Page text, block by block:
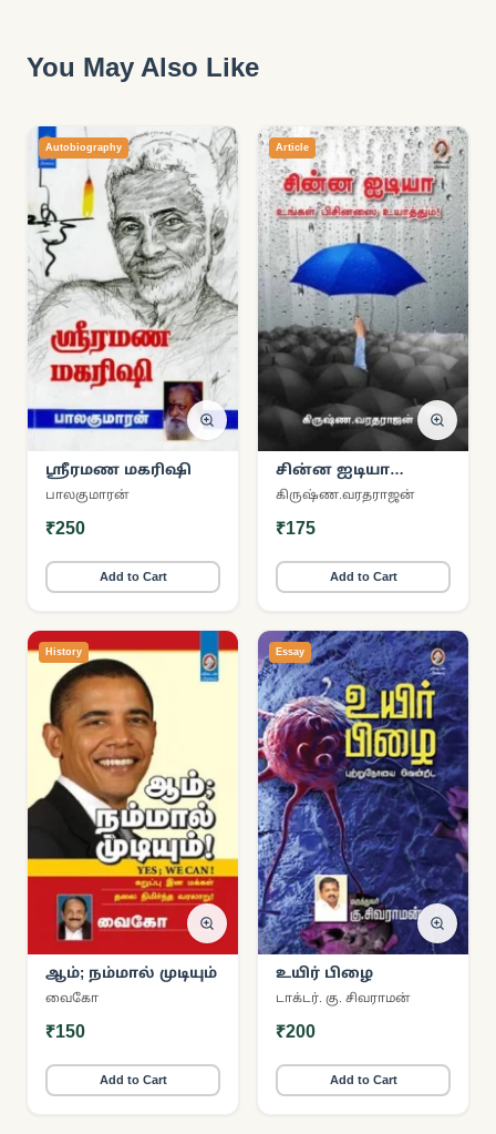
You May Also Like
Autobiography
ஸ்ரீரமண மகரிஷி
பாலகுமாரன்
₹250
Add to Cart
Article
சின்ன ஐடியா
உங்கள் பிசினஸை
உயர்த்தும்!
கிருஷ்ண.வரதராஜன்
₹175
Add to Cart
History
ஆம்; நம்மால் முடியும்
வைகோ
₹150
Add to Cart
Essay
உயிர் பிழை
டாக்டர். கு. சிவராமன்
₹200
Add to Cart